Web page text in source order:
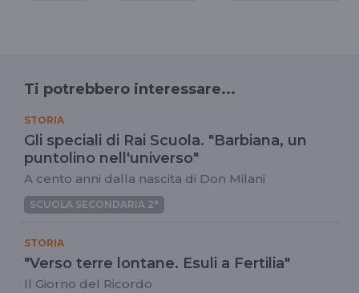
Ti potrebbero interessare...
STORIA
Gli speciali di Rai Scuola. "Barbiana, un
puntolino nell'universo"
A cento anni dalla nascita di Don Milani
SCUOLA SECONDARIA 2°
STORIA
"Verso terre lontane. Esuli a Fertilia"
Il Giorno del Ricordo